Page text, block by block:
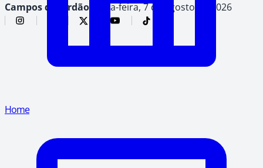
Campos do Jordão, sexta-feira, 7 de agosto de 2026
Home